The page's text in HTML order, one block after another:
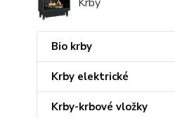
Krby
Bio krby
Krby elektrické
Krby-krbové vložky